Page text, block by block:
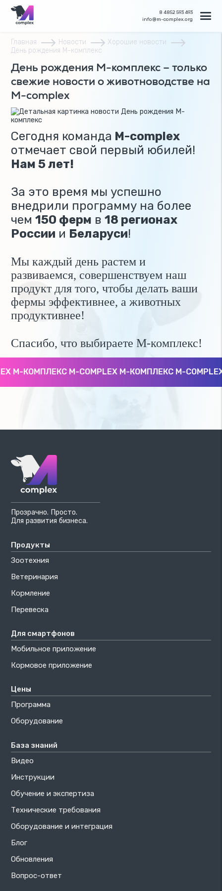
8 4852 593 493
info@m-complex.org
Главная Новости
Хорошие новости
День рождения М-комплекс
День рождения М-комплекс – только
свежие новости о животноводстве на
M-complex
Сегодня команда M-complex
отмечает свой первый юбилей!
Нам 5 лет!
За это время мы успешно
внедрили программу на более
чем150 ферм в18 регионах
России и Беларуси!
Мы каждый день растем и
развиваемся, совершенствуем наш
продукт для того, чтобы делать ваши
фермы эффективнее, а животных
продуктивнее!
Спасибо, что выбираете М-комплекс!
М-КОМПЛЕКС M-COMPLEX М-КОМПЛЕКС M-
Прозрачно. Просто.
Для развития бизнеса.
Продукты
Зоотехния
Ветеринария
Кормление
Перевеска
Для смартфонов
Мобильное приложение
Кормовое приложение
Цены
Программа
Оборудование
База знаний
Видео
Инструкции
Обучение и экспертиза
Технические требования
Оборудование и интеграция
Блог
Обновления
Вопрос-ответ